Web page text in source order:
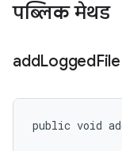
पब्लिक मेथड
addLoggedFile
public void